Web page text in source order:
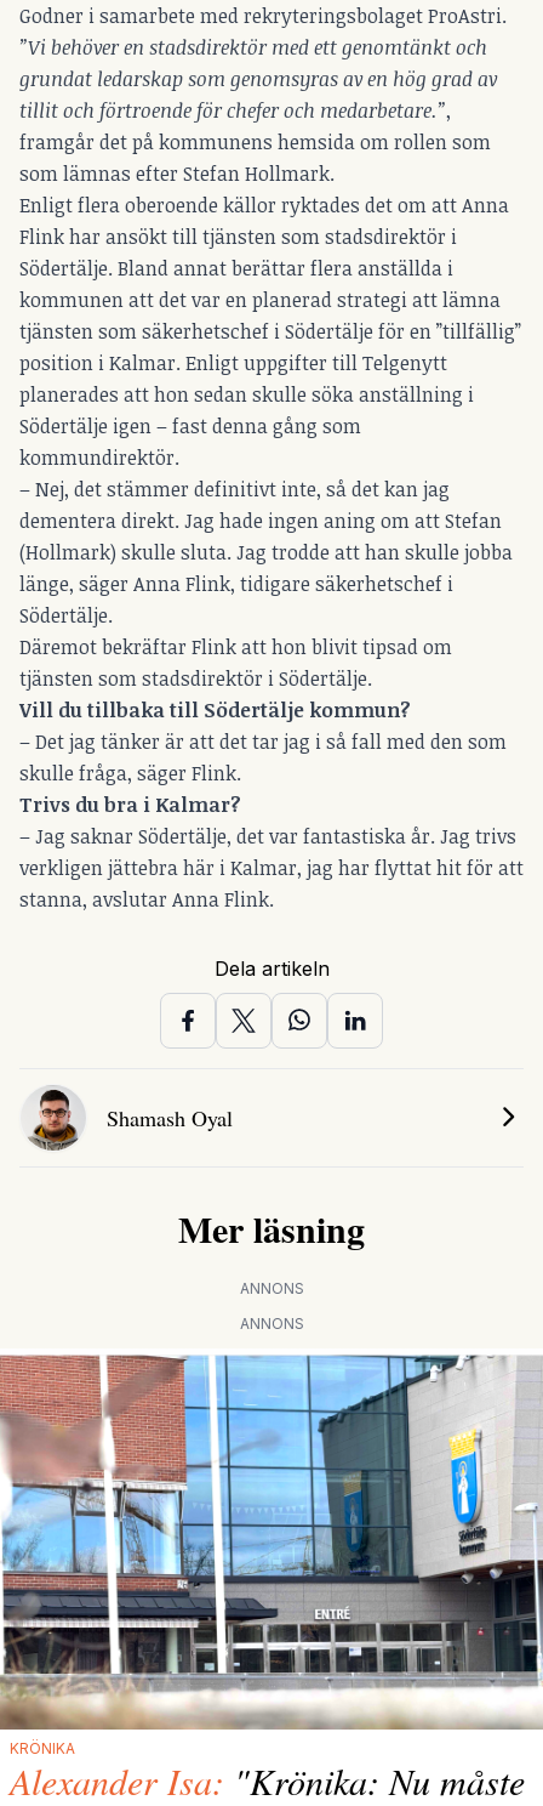
Godner i samarbete med rekryteringsbolaget ProAstri.
”Vi behöver en stadsdirektör med ett genomtänkt och
grundat ledarskap som genomsyras av en hög grad av
tillit och förtroende för chefer och medarbetare.”,
framgår det på kommunens hemsida om rollen som
som lämnas efter Stefan Hollmark.
Enligt flera oberoende källor ryktades det om att Anna
Flink har ansökt till tjänsten som stadsdirektör i
Södertälje. Bland annat berättar flera anställda i
kommunen att det var en planerad strategi att lämna
tjänsten som säkerhetschef i Södertälje för en ”tillfällig”
position i Kalmar. Enligt uppgifter till Telgenytt
planerades att hon sedan skulle söka anställning i
Södertälje igen – fast denna gång som
kommundirektör.
– Nej, det stämmer definitivt inte, så det kan jag
dementera direkt. Jag hade ingen aning om att Stefan
(Hollmark) skulle sluta. Jag trodde att han skulle jobba
länge, säger Anna Flink, tidigare säkerhetschef i
Södertälje.
Däremot bekräftar Flink att hon blivit tipsad om
tjänsten som stadsdirektör i Södertälje.
Vill du tillbaka till Södertälje kommun?
– Det jag tänker är att det tar jag i så fall med den som
skulle fråga, säger Flink.
Trivs du bra i Kalmar?
– Jag saknar Södertälje, det var fantastiska år. Jag trivs
verkligen jättebra här i Kalmar, jag har flyttat hit för att
stanna, avslutar Anna Flink.
Dela artikeln
Shamash Oyal
Mer läsning
ANNONS
ANNONS
KRÖNIKA
Alexander Isa: "Krönika: Nu måste